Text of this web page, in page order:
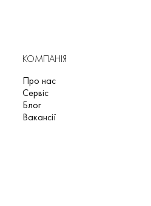
КОМПАНІЯ
Про нас
Сервіс
Блог
Вакансії